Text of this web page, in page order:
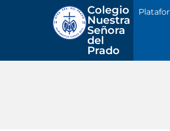
Colegio
Nuestra
Señora
del
Prado